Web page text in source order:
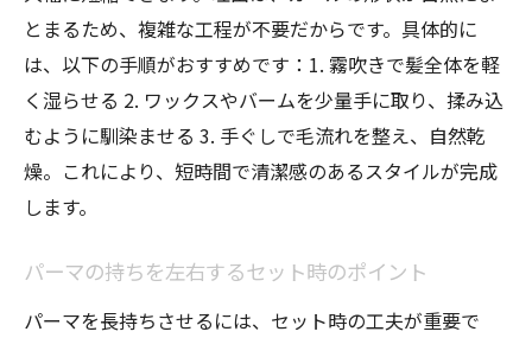
び方
失敗しないためのカウンセリング活用術
口コミや実例を参考にしたスタイル選定法
ナチュラルパーマ メンズ 強めとゆるめの違
い
とまるため、複雑な工程が不要だからです。具体的に
は、以下の手順がおすすめです：1. 霧吹きで髪全体を軽
く湿らせる 2. ワックスやバームを少量手に取り、揉み込
むように馴染ませる 3. 手ぐしで毛流れを整え、自然乾
燥。これにより、短時間で清潔感のあるスタイルが完成
します。
パーマの持ちを左右するセット時のポイント
パーマを長持ちさせるには、セット時の工夫が重要で